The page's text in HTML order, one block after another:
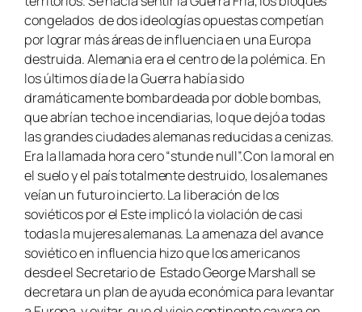
congelados de dos ideologías opuestas competían
por lograr más áreas de influencia en una Europa
destruida. Alemania era el centro de la polémica. En
los últimos día de la Guerra había sido
dramáticamente bombardeada por doble bombas,
que abrían techo e incendiarias, lo que dejó a todas
las grandes ciudades alemanas reducidas a cenizas.
Era la llamada hora cero “stunde null”.Con la moral en
el suelo y el país totalmente destruido, los alemanes
veían un futuro incierto. La liberación de los
soviéticos por el Este implicó la violación de casi
todas la mujeres alemanas. La amenaza del avance
soviético en influencia hizo que los americanos
desde el Secretario de Estado George Marshall se
decretara un plan de ayuda económica para levantar